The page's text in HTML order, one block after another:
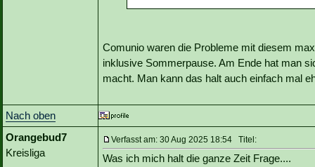
Comunio waren die Probleme mit diesem
inklusive Sommerpause. Am Ende hat man
macht. Man kann das halt auch einfach mal
Nach oben
Orangebud7
Kreisliga
Verfasst am: 30 Aug 2025 18:54 Titel:
Was ich mich halt die ganze Zeit Frage....